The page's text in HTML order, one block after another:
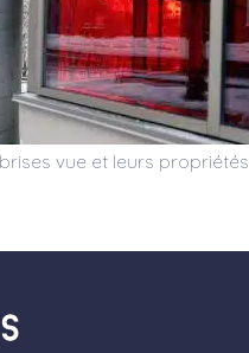
vue et leurs propriétés